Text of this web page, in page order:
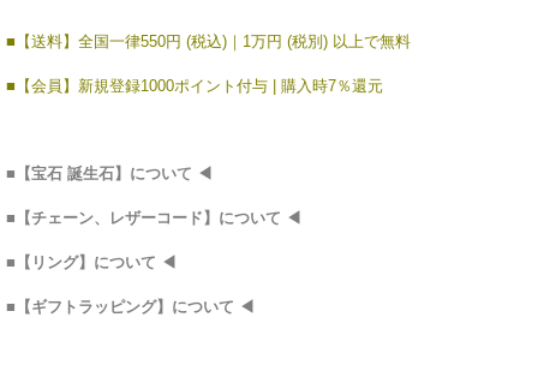
■【送料】全国一律550円 (税込)｜1万円 (税別) 以上で無料
■【会員】新規登録1000ポイント付与 | 購入時7％還元
■ 【宝石 誕生石】について ◀
■ 【チェーン、レザーコード】について ◀
■ 【リング】について ◀
■ 【ギフトラッピング】について ◀